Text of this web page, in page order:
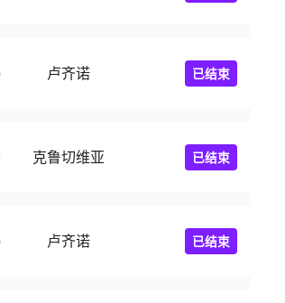
卢齐诺 已结束
克鲁切维亚 已结束
卢齐诺 已结束